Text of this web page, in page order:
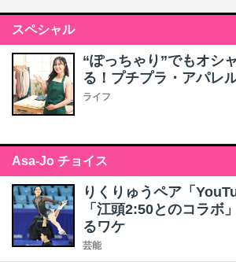
スペシャル
“ぽっちゃり”でもオシ
る！プチプラ・アパレ
ライフ
Asa-Jo チョイス
りくりゅうペア「
「江頭2:50とのコラボ
るワケ
芸能